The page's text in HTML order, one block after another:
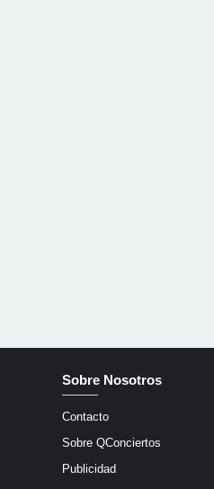
Sobre Nosotros
Contacto
Sobre QConciertos
Publicidad